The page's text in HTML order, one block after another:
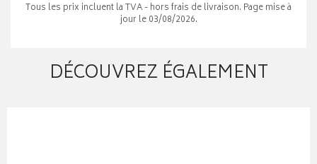
Tous les prix incluent la TVA - hors frais de livraison. Page mise à
jour le 03/08/2026.
DÉCOUVREZ ÉGALEMENT